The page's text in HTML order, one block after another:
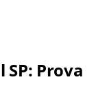
Prova